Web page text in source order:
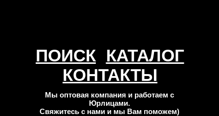
КОНТАКТЫ
ПОИСК КАТАЛОГ
Мы оптовая компания и работаем с
Юрлицами.
Свяжитесь с нами и мы Вам поможем)